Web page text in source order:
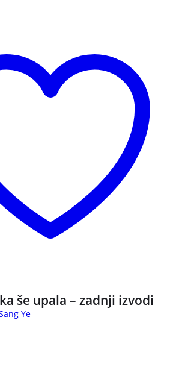
še upala – zadnji izvodi
Ye